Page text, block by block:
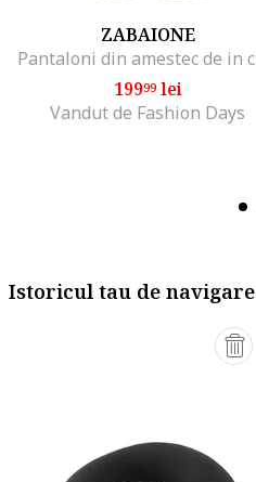
ZABAIONE
19999lei
Vandut de Fashion Days
Istoricul tau de navigare